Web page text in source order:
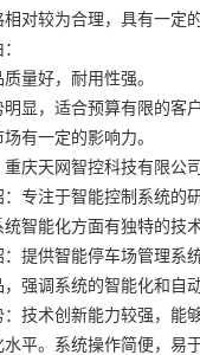
对较为合理，具有一定
量好，耐用性强。
显，适合预算有限的客户
有一定的影响力。
庆天网智控科技有限公
：专注于智能控制系统的
智能化方面有独特的技
：提供智能停车场管理系
强调系统的智能化和自动
：技术创新能力较强，能
平。系统操作简便，易于